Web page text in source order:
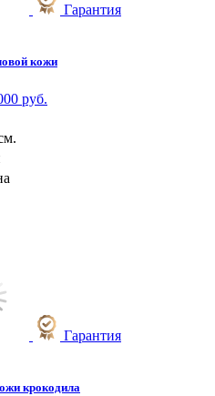
Гарантия
кожи
руб.
Гарантия
крокодила